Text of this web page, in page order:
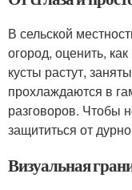
В сельской
огород, оценить,
кусты растут,
прохлаждаются в
разговоров. Чтобы
защититься от
Визуальная